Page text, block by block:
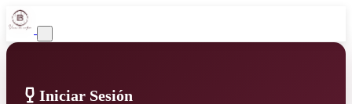
Iniciar Sesión